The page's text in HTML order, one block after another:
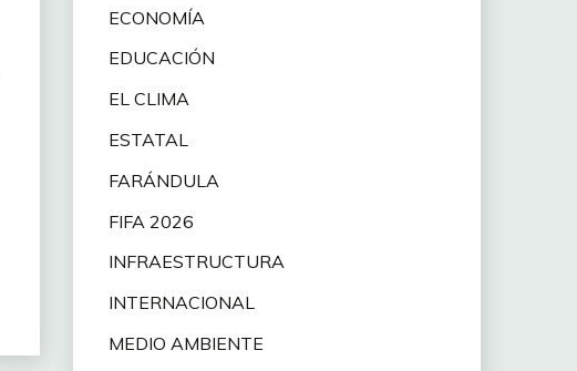
ECONOMÍA
EDUCACIÓN
EL CLIMA
ESTATAL
FARÁNDULA
FIFA 2026
INFRAESTRUCTURA
INTERNACIONAL
MEDIO AMBIENTE